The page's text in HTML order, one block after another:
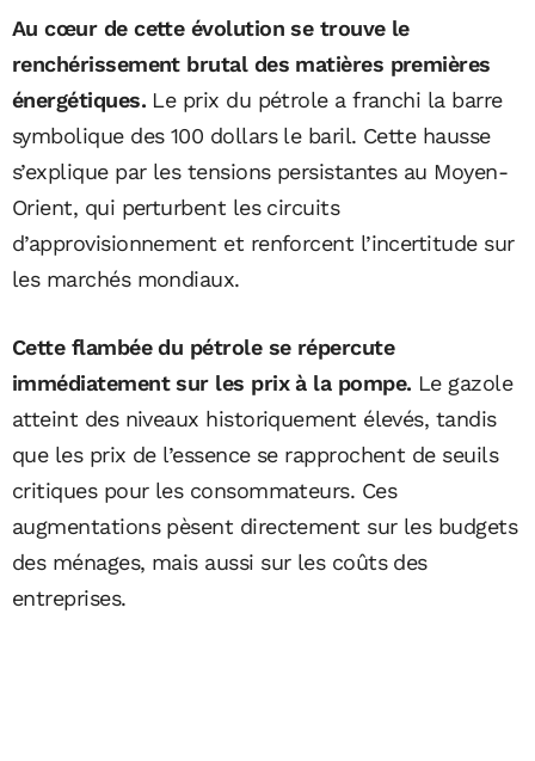
Au cœur de cette évolution se trouve le
renchérissement brutal des matières premières
énergétiques.Le prix du pétrole a franchi la barre
symbolique des 100 dollars le baril. Cette hausse
s’explique par les tensions persistantes au Moyen-
Orient, qui perturbent les circuits
d’approvisionnement et renforcent l’incertitude sur
les marchés mondiaux.
Cette flambée du pétrole se répercute
immédiatement sur les prix à la pompe. Le gazole
atteint des niveaux historiquement élevés, tandis
que les prix de l’essence se rapprochent de seuils
critiques pour les consommateurs. Ces
augmentations pèsent directement sur les budgets
des ménages, mais aussi sur les coûts des
entreprises.